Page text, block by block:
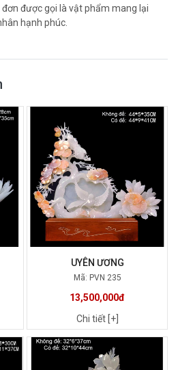
được gọi là vật phẩm mang lại
hạnh phúc.
UYÊN ƯƠNG
Mã: PVN 235
13,500,000đ
Chi tiết [+]